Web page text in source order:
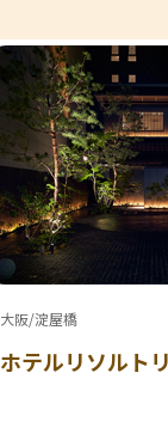
大阪/淀屋橋
ホテルリソルト